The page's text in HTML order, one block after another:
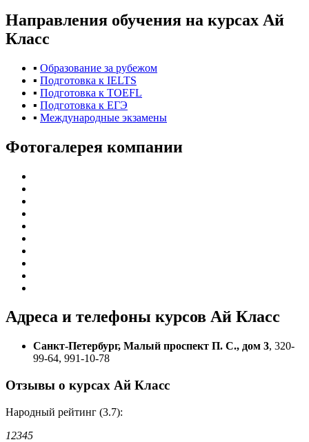
Направления обучения на курсах Ай
Класс
▪ Образование за рубежом
▪ Подготовка к IELTS
▪ Подготовка к TOEFL
▪ Подготовка к ЕГЭ
▪ Международные экзамены
Фотогалерея компании
Адреса и телефоны курсов Ай Класс
Санкт-Петербург, Малый проспект П. С., дом 3, 320-
99-64, 991-10-78
Отзывы о курсах Ай Класс
Народный рейтинг (3.7):
12345